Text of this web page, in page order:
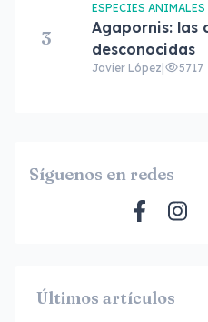
3
ESPECIES ANIMALES
Agapornis: las
desconocidas
Javier López 5717
Síguenos en redes
Últimos artículos